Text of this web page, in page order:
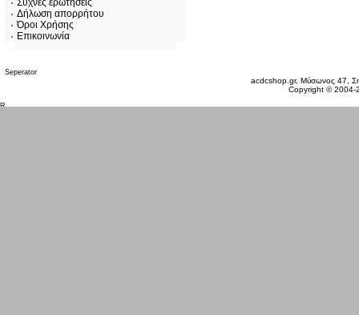
Συχνές ερωτήσεις
Δήλωση απορρήτου
Όροι Χρήσης
Επικοινωνία
acdcshop.gr, Μύσωνος 47,
Copyright ©